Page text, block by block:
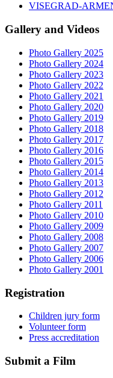
VISEGRAD-
Gallery and Videos
Photo Gallery 2025
Photo Gallery 2024
Photo Gallery 2023
Photo Gallery 2022
Photo Gallery 2021
Photo Gallery 2020
Photo Gallery 2019
Photo Gallery 2018
Photo Gallery 2017
Photo Gallery 2016
Photo Gallery 2015
Photo Gallery 2014
Photo Gallery 2013
Photo Gallery 2012
Photo Gallery 2011
Photo Gallery 2010
Photo Gallery 2009
Photo Gallery 2008
Photo Gallery 2007
Photo Gallery 2006
Photo Gallery 2001
Registration
Children jury form
Volunteer form
Press accreditation
Submit a Film